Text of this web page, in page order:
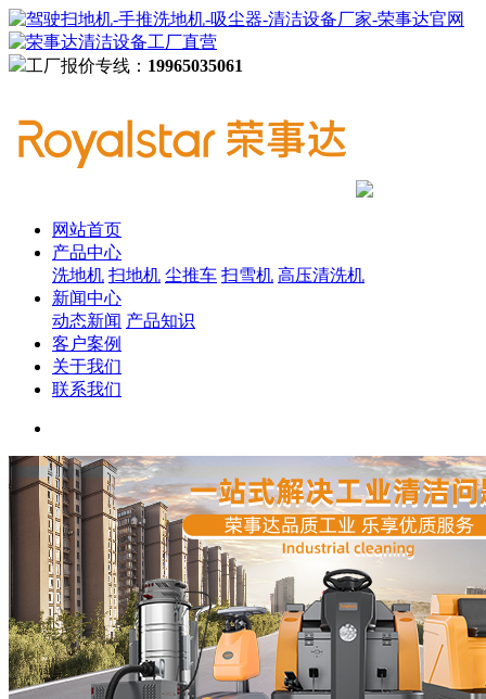
工厂报价专线： 19965035061
网站首页
产品中心
洗地机 扫地机 尘推车 扫雪机 高压清洗机
新闻中心
动态新闻 产品知识
客户案例
关于我们
联系我们